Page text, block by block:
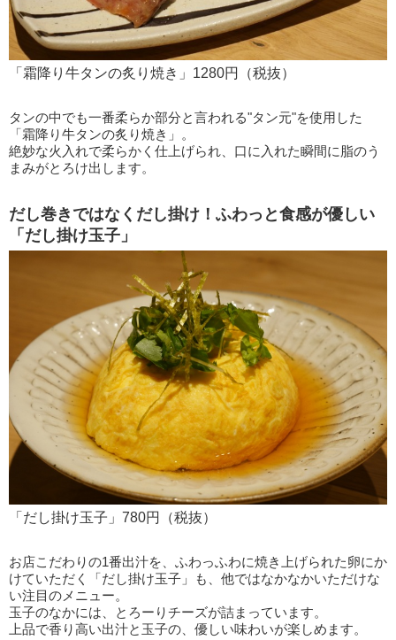
「霜降り牛タンの炙り焼き」1280円（税抜）
タンの中でも一番柔らか部分と言われる"タン元"を使用した
「霜降り牛タンの炙り焼き」。
絶妙な火入れで柔らかく仕上げられ、口に入れた瞬間に脂のう
まみがとろけ出します。
だし巻きではなくだし掛け！ふわっと食感が優しい
「だし掛け玉子」
「だし掛け玉子」780円（税抜）
お店こだわりの1番出汁を、ふわっふわに焼き上げられた卵にか
けていただく「だし掛け玉子」も、他ではなかなかいただけな
い注目のメニュー。
玉子のなかには、とろーりチーズが詰まっています。
上品で香り高い出汁と玉子の、優しい味わいが楽しめます。